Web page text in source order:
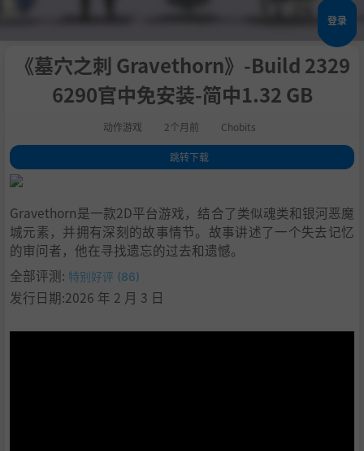
登录
《墓穴之刺 Gravethorn》-Build 2329
6290官中免安装-简中1.32 GB
动作游戏 2个月前 Chobits
跳转下载
1
3.塑造你的审判官
4. 一个被失落塑造的世界
5 . 无情的首领战
6.系统需求
7.支持作者
Gravethorn是一款2D平台游戏，结合了类似魂类和银河恶魔
城元素，并拥有深刻的故事情节。故事讲述了一个失去记忆
的审问者，他在寻找遗忘的过去和遗憾。
全部评测: 特别好评 (86)
发行日期:2026 年 2 月 3 日